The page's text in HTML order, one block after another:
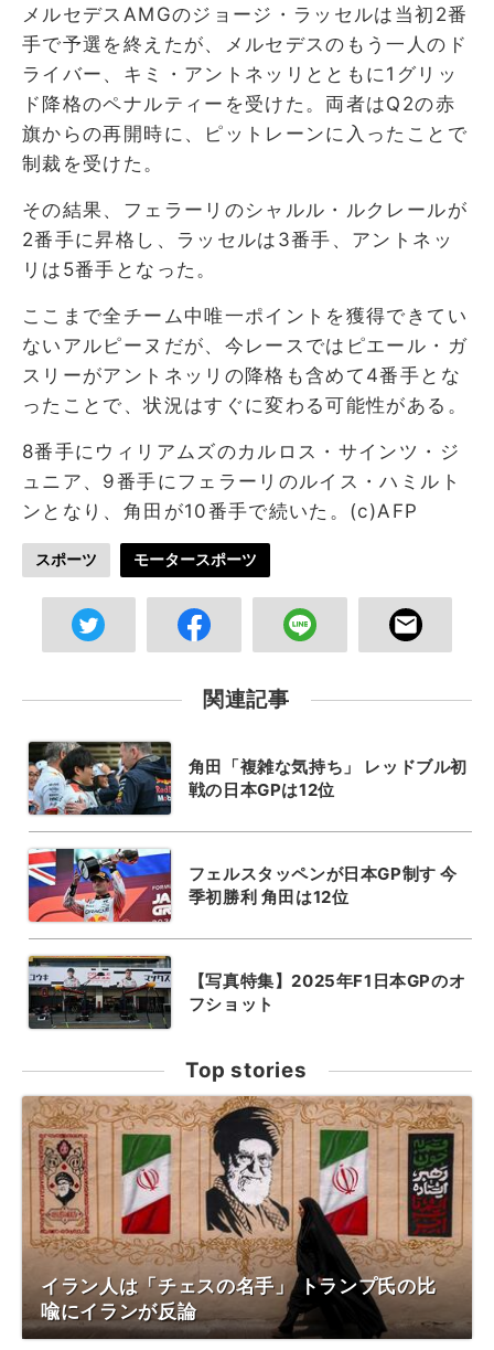
メルセデスAMGのジョージ・ラッセルは当初2番
手で予選を終えたが、メルセデスのもう一人のド
ライバー、キミ・アントネッリとともに1グリッ
ド降格のペナルティーを受けた。両者はQ2の赤
旗からの再開時に、ピットレーンに入ったことで
制裁を受けた。
その結果、フェラーリのシャルル・ルクレールが
2番手に昇格し、ラッセルは3番手、アントネッ
リは5番手となった。
ここまで全チーム中唯一ポイントを獲得できてい
ないアルピーヌだが、今レースではピエール・ガ
スリーがアントネッリの降格も含めて4番手とな
ったことで、状況はすぐに変わる可能性がある。
8番手にウィリアムズのカルロス・サインツ・ジ
ュニア、9番手にフェラーリのルイス・ハミルト
ンとなり、角田が10番手で続いた。(c)AFP
スポーツ モータースポーツ
関連記事
角田「複雑な気持ち」 レッドブル初
戦の日本GPは12位
フェルスタッペンが日本GP制す 今
季初勝利 角田は12位
【写真特集】2025年F1日本GPのオ
フショット
Top stories
イラン人は「チェスの名手」 トランプ氏の比
喩にイランが反論